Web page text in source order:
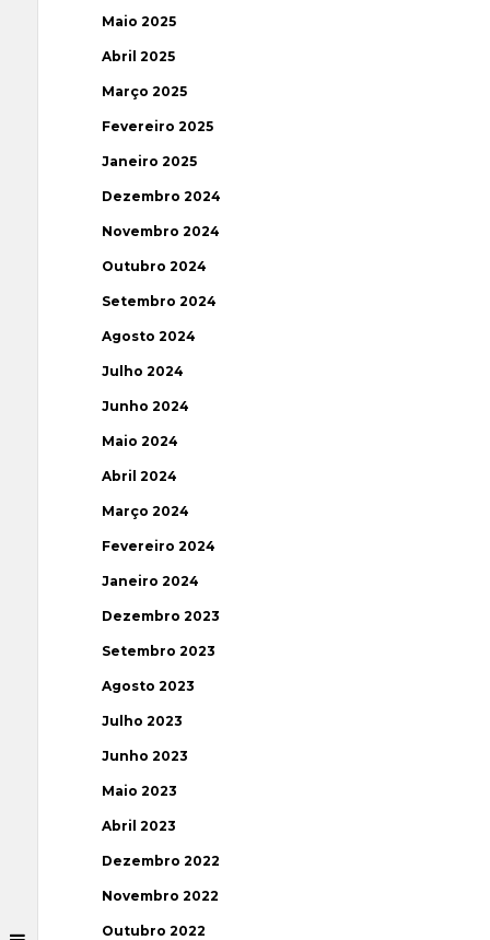
Maio 2025
Abril 2025
Março 2025
Fevereiro 2025
Janeiro 2025
Dezembro 2024
Novembro 2024
Outubro 2024
Setembro 2024
Agosto 2024
Julho 2024
Junho 2024
Maio 2024
Abril 2024
Março 2024
Fevereiro 2024
Janeiro 2024
Dezembro 2023
Setembro 2023
Agosto 2023
Julho 2023
Junho 2023
Maio 2023
Abril 2023
Dezembro 2022
Novembro 2022
Outubro 2022